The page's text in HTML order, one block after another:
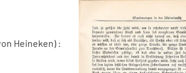
Heineken) :